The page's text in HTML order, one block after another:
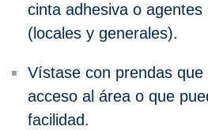
cinta adhesiva o agentes
(locales y generales).
Vístase con prendas
acceso al área o que
facilidad.